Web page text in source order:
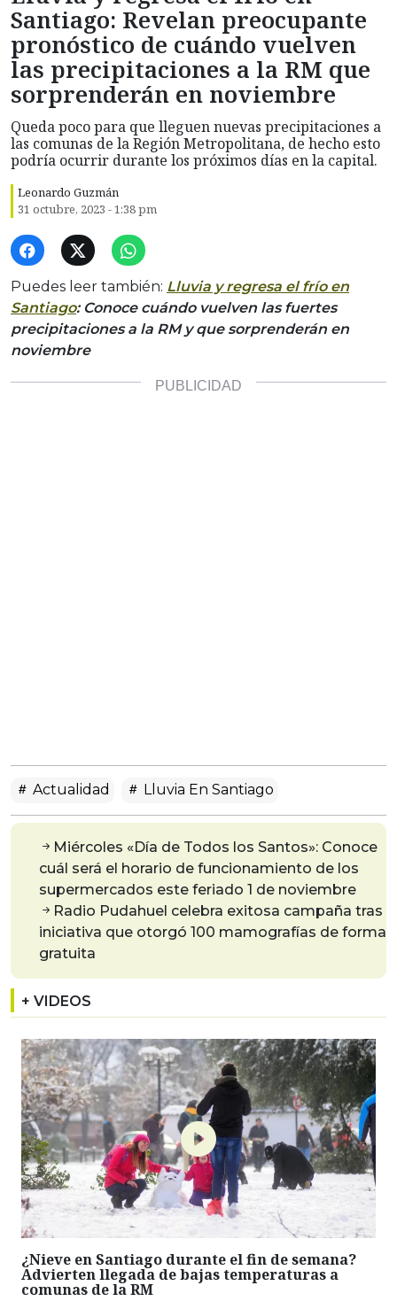
Santiago: Revelan preocupante
pronóstico de cuándo vuelven
las precipitaciones a la RM que
sorprenderán en noviembre
Queda poco para que lleguen nuevas precipitaciones a
las comunas de la Región Metropolitana, de hecho esto
podría ocurrir durante los próximos días en la capital.
Leonardo Guzmán
31 octubre, 2023 - 1:38 pm
Puedes leer también: Lluvia y regresa el frío en
Santiago: Conoce cuándo vuelven las fuertes
precipitaciones a la RM y que sorprenderán en
noviembre
Actualidad Lluvia En Santiago
Miércoles «Día de Todos los Santos»: Conoce
cuál será el horario de funcionamiento de los
supermercados este feriado 1 de noviembre
Radio Pudahuel celebra exitosa campaña tras
iniciativa que otorgó 100 mamografías de forma
gratuita
+ VIDEOS
¿Nieve en Santiago durante el fin de semana?
Advierten llegada de bajas temperaturas a
comunas de la RM